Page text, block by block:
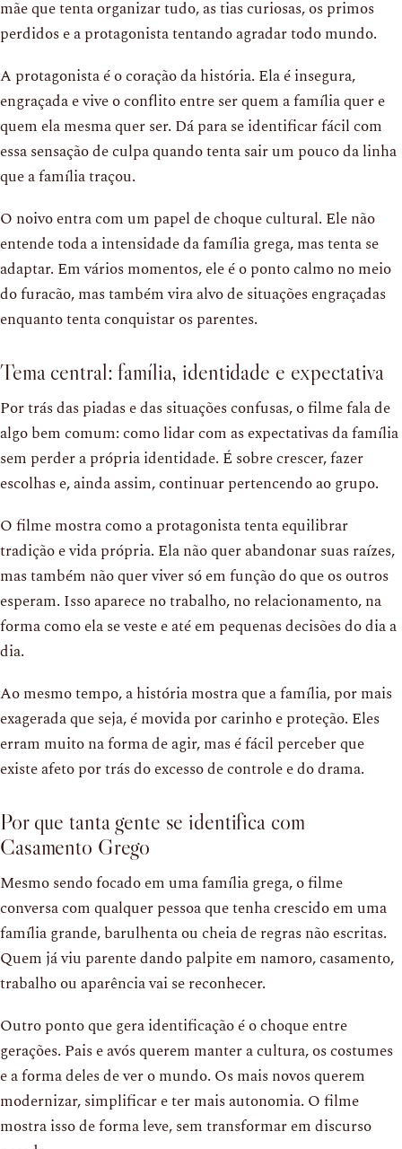
mãe que tenta organizar tudo, as tias curiosas, os primos
perdidos e a protagonista tentando agradar todo mundo.
A protagonista é o coração da história. Ela é insegura,
engraçada e vive o conflito entre ser quem a família quer e
quem ela mesma quer ser. Dá para se identificar fácil com
essa sensação de culpa quando tenta sair um pouco da linha
que a família traçou.
O noivo entra com um papel de choque cultural. Ele não
entende toda a intensidade da família grega, mas tenta se
adaptar. Em vários momentos, ele é o ponto calmo no meio
do furacão, mas também vira alvo de situações engraçadas
enquanto tenta conquistar os parentes.
Tema central: família, identidade e expectativa
Por trás das piadas e das situações confusas, o filme fala de
algo bem comum: como lidar com as expectativas da família
sem perder a própria identidade. É sobre crescer, fazer
escolhas e, ainda assim, continuar pertencendo ao grupo.
O filme mostra como a protagonista tenta equilibrar
tradição e vida própria. Ela não quer abandonar suas raízes,
mas também não quer viver só em função do que os outros
esperam. Isso aparece no trabalho, no relacionamento, na
forma como ela se veste e até em pequenas decisões do dia a
dia.
Ao mesmo tempo, a história mostra que a família, por mais
exagerada que seja, é movida por carinho e proteção. Eles
erram muito na forma de agir, mas é fácil perceber que
existe afeto por trás do excesso de controle e do drama.
Por que tanta gente se identifica com
Casamento Grego
Mesmo sendo focado em uma família grega, o filme
conversa com qualquer pessoa que tenha crescido em uma
família grande, barulhenta ou cheia de regras não escritas.
Quem já viu parente dando palpite em namoro, casamento,
trabalho ou aparência vai se reconhecer.
Outro ponto que gera identificação é o choque entre
gerações. Pais e avós querem manter a cultura, os costumes
e a forma deles de ver o mundo. Os mais novos querem
modernizar, simplificar e ter mais autonomia. O filme
mostra isso de forma leve, sem transformar em discurso